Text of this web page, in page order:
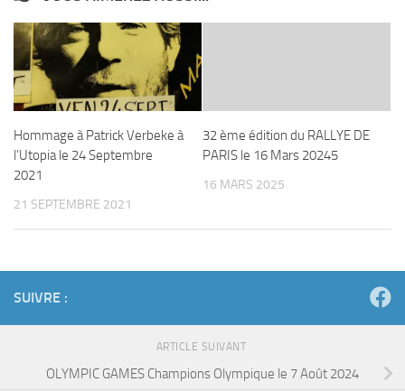
Hommage à Patrick Verbeke à
l’Utopia le 24 Septembre
2021
21 SEPTEMBRE 2021
32 ème édition du RALLYE DE
PARIS le 16 Mars 20245
16 MARS 2025
SUIVRE :
ARTICLE SUIVANT
OLYMPIC GAMES Champions Olympique le 7 Août 2024